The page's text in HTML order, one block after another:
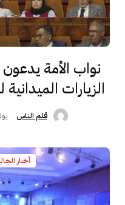
نواب الأمة
الزيارات
قلم الناس يوليو
أخبار